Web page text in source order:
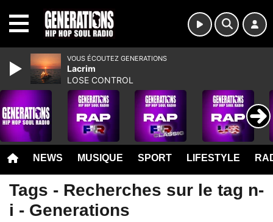
NEWS MUSIQUE SPORT LIFESTYLE
Tags - Recherches sur le tag n-
i - Generations
VOUS ÉCOUTEZ GENERATIONS
Lacrim
LOSE CONTROL